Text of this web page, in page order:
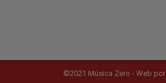
©2021 Música Zero - Web por